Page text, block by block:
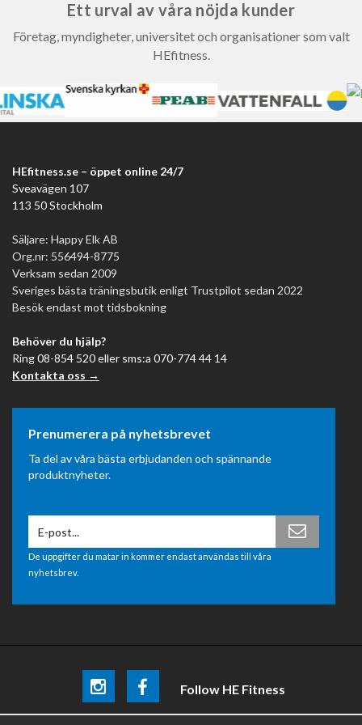
Ett urval av våra nöjda kunder
Företag, myndigheter, universitet och organisationer som valt
HEfitness.
HEfitness.se – öppet online 24/7
Sveavägen 107
113 50 Stockholm
Säljare: Happy Elk AB
Org.nr: 556494-8775
Verksam sedan 2009
Sveriges bästa träningsbutik enligt Trustpilot sedan 2022
Besök endast mot tidsbokning
Behöver du hjälp?
Ring 08-854 520 eller sms:a 070-774 44 14
Kontakta oss →
Prenumerera på nyhetsbrevet
Ta del av våra bästa erbjudanden och spännande
produktnyheter.
De uppgifter du matar in kommer endast användas till våra
nyhetsbrev.
Follow HE Fitness
Be the firstto know aboutpromotions, news and training